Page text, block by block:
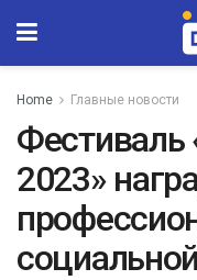
Home Главные новости
Фестиваль
2023»